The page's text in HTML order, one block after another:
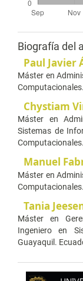
Biografía del
Paul Javier
Máster en
Chystiam
Máster en
Sistemas de
Manuel
Máster en
Tania
Máster en
Ingeniero en
Guayaquil.